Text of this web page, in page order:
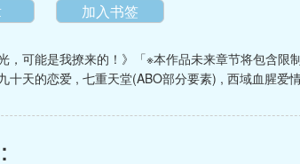
加入书签
，可能是我撩来的！》「※本作品未来章节将包含限
十天的恋爱 , 七重天堂(ABO部分要素) , 西域血腥爱